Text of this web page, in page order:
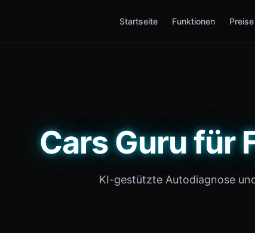
Startseite Funktionen Preise
Cars Guru für
KI-gestützte Autodiagnose